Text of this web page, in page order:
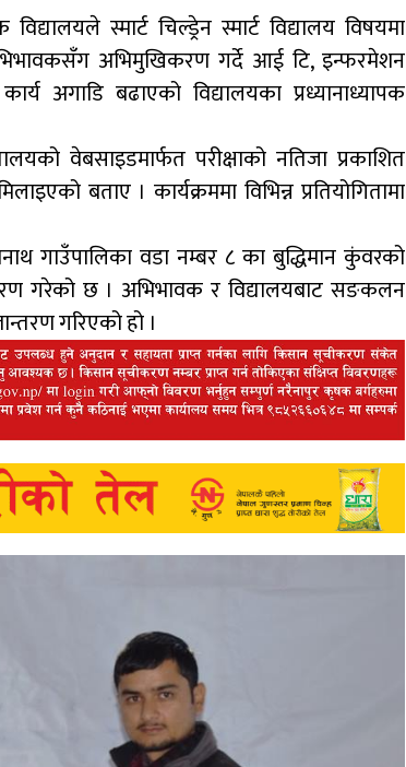
स्मार्ट चिल्ड्रेन स्मार्ट विद्यालय विषयमा
अभिमुखिकरण गर्दे आई टि, इन्फरमेशन
अगाडि बढाएको विद्यालयका प्रध्यानाध्यापक
वेबसाइडमार्फत परीक्षाको नतिजा प्रकाशित
बताए । कार्यक्रममा विभिन्न प्रतियोगितामा
गाउँपालिका वडा नम्बर ८ का बुद्धिमान कुंवरको
गरेको छ । अभिभावक र विद्यालयबाट सङकलन
गरिएको हो ।